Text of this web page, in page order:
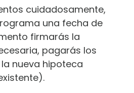
cuidadosamente,
una fecha de
firmarás la
pagarás los
nueva hipoteca